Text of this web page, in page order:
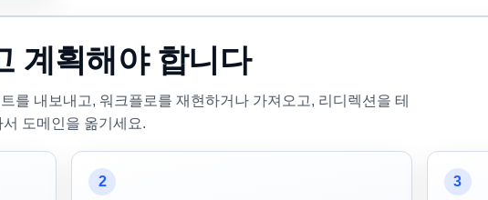
계획해야 합니다
를 내보내고, 워크플로를 재현하거나 가져오고, 리디렉션을 테
도메인을 옮기세요.
2 3